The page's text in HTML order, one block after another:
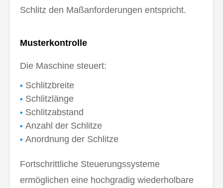
Schlitz den Maßanforderungen entspricht.
Musterkontrolle
Die Maschine steuert:
Schlitzbreite
Schlitzlänge
Schlitzabstand
Anzahl der Schlitze
Anordnung der Schlitze
Fortschrittliche Steuerungssysteme
ermöglichen eine hochgradig wiederholbare